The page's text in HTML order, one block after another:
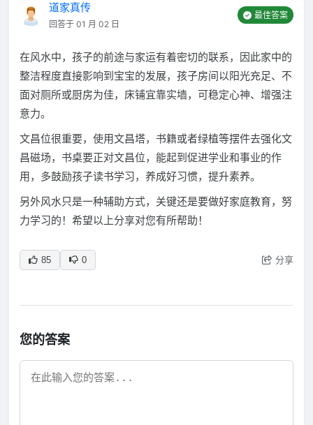
道家真传
回答于 01 月 02 日
最佳答案
在风水中，孩子的前途与家运有着密切的联系，因此家中的
整洁程度直接影响到宝宝的发展，孩子房间以阳光充足、不
面对厕所或厨房为佳，床铺宜靠实墙，可稳定心神、增强注
意力。
文昌位很重要，使用文昌塔，书籍或者绿植等摆件去强化文
昌磁场，书桌要正对文昌位，能起到促进学业和事业的作
用，多鼓励孩子读书学习，养成好习惯，提升素养。
另外风水只是一种辅助方式，关键还是要做好家庭教育，努
力学习的！希望以上分享对您有所帮助！
85 0 分享
您的答案